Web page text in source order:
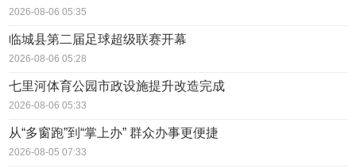
2026-08-06 05:35
临城县第二届足球超级联赛开幕
2026-08-06 05:28
七里河体育公园市政设施提升改造完成
2026-08-06 05:33
从“多窗跑”到“掌上办” 群众办事更便捷
2026-08-05 07:33